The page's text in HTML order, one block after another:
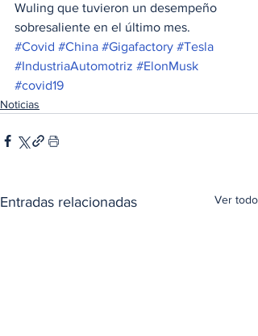
Wuling que tuvieron un desempeño
sobresaliente en el último mes.
#Covid #China #Gigafactory #Tesla
#IndustriaAutomotriz #ElonMusk
#covid19
Noticias
Entradas relacionadas Ver todo